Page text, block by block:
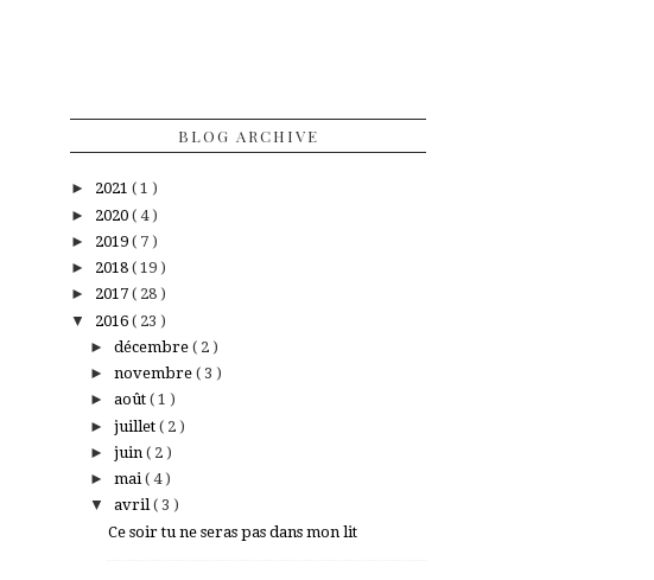
BLOG ARCHIVE
► 2021 ( 1 )
► 2020 ( 4 )
► 2019 ( 7 )
► 2018 ( 19 )
► 2017 ( 28 )
▼ 2016 ( 23 )
► décembre ( 2 )
► novembre ( 3 )
► août ( 1 )
► juillet ( 2 )
► juin ( 2 )
► mai( 4 )
▼ avril( 3 )
Ce soir tu ne seras pas dans mon lit